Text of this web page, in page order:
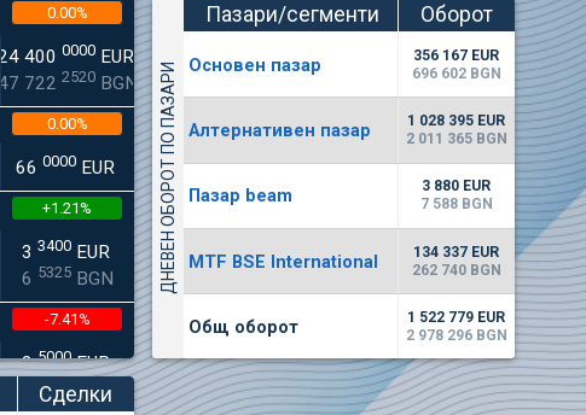
0.00%
24 400 0000EUR
47 722 2520BGN
0.00%
660000 EUR
+1.21%
3 3400EUR
6 5325BGN
-7.41%
25000EUR
8896 BGN
ДНЕВЕН ОБОРОТ ПО ПАЗАРИ
Пазари/сегменти
Оборот
(евро)
Основен пазар
356 167 EUR
696 602 BGN
Алтернативен пазар
1 028 395 EUR
2 011 365 BGN
Пазар beam
3 880 EUR
7 588 BGN
MTF BSE International
134 337 EUR
262 740 BGN
Общ оборот
1 522 779 EUR
2 978 296 BGN
Сделки